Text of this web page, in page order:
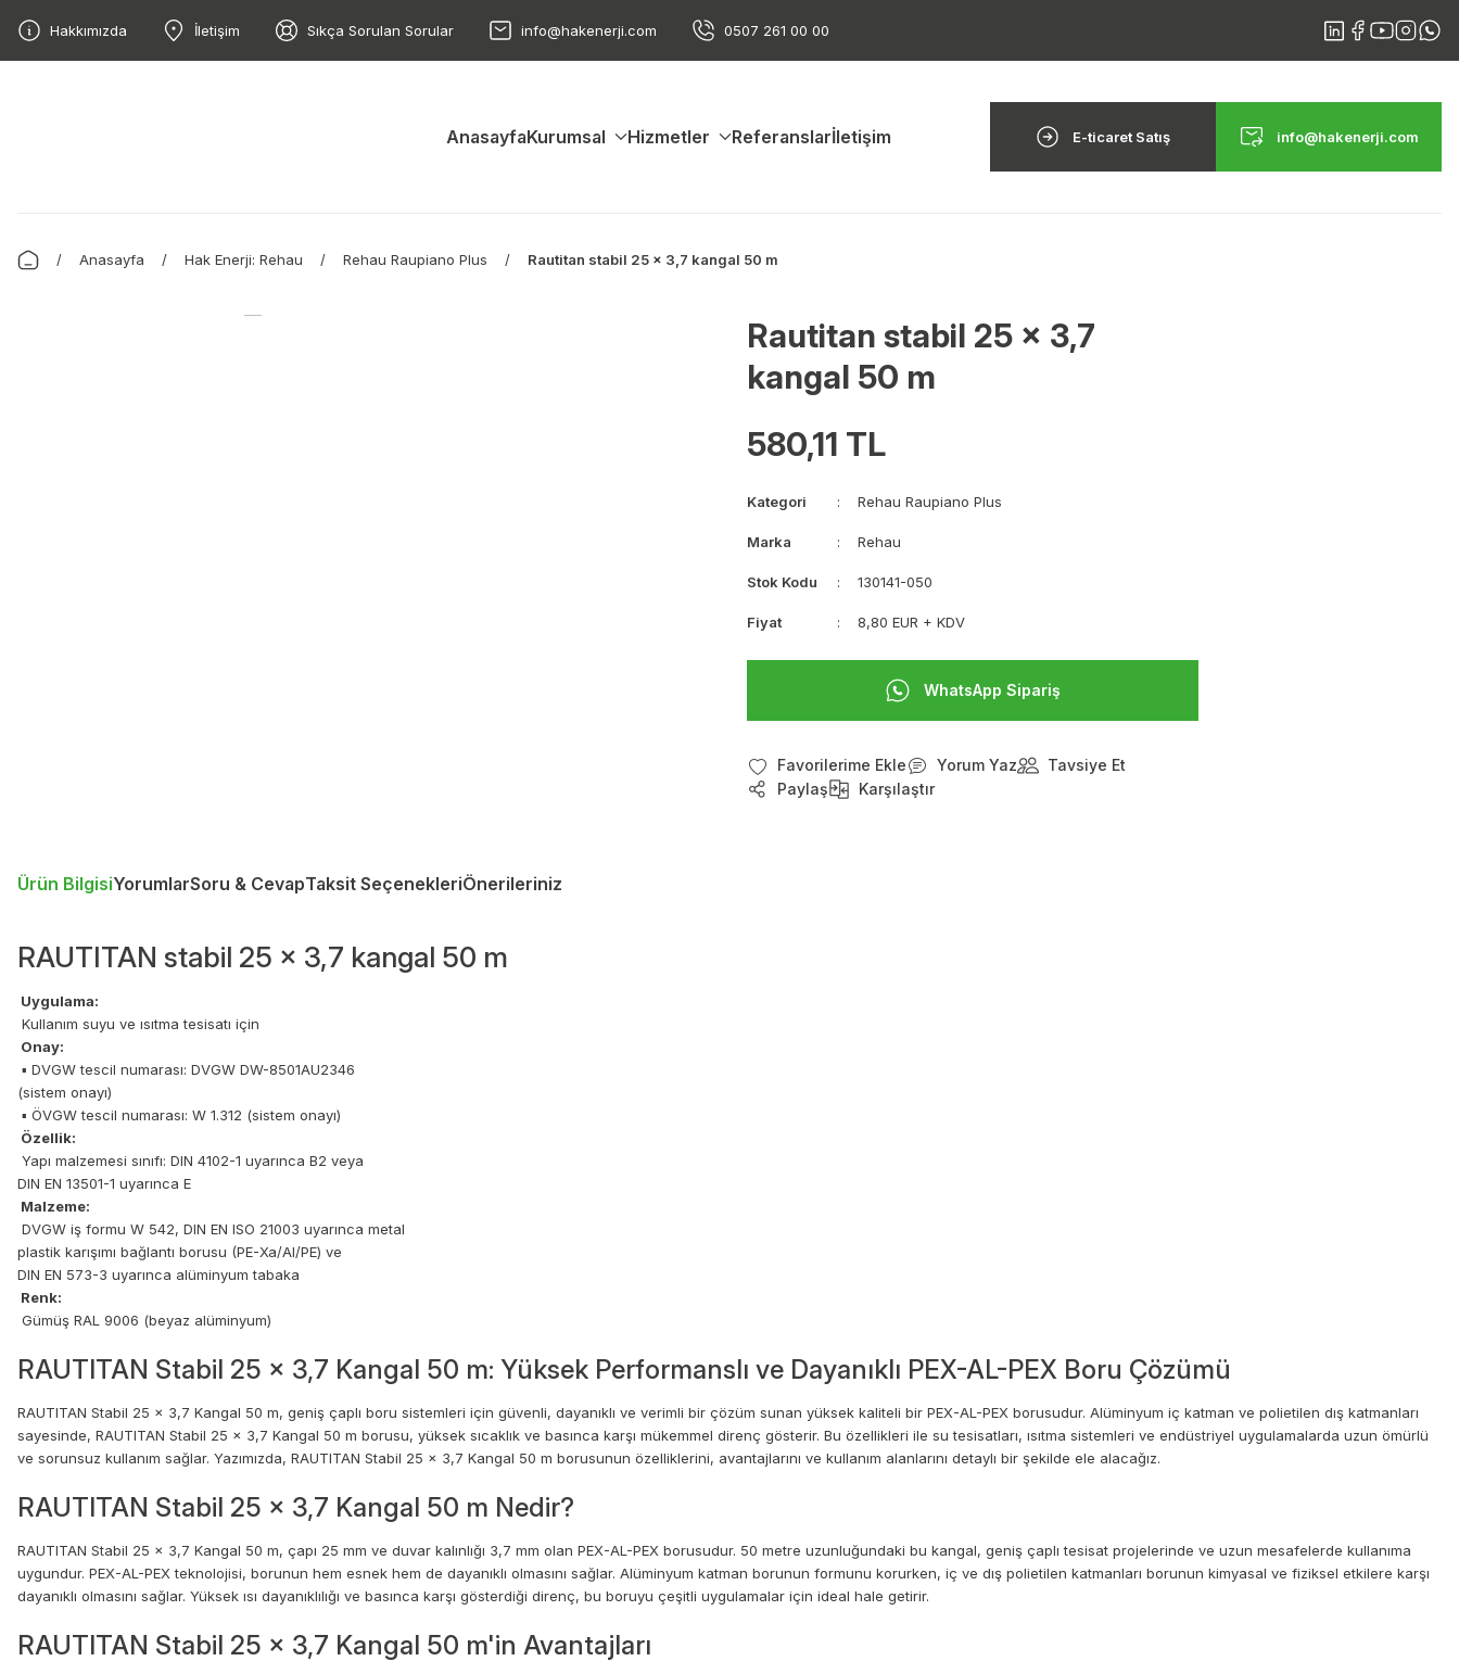
Hakkımızda İletişim Sıkça Sorulan Sorular info@hakenerji.com 0507 261 00 00
AnasayfaKurumsal Hizmetler Referanslarİletişim E-ticaret Satış info@hakenerji.com
Anasayfa Hak Enerji: Rehau Rehau Raupiano Plus Rautitan stabil 25 x 3,7 kangal 50 m
Rautitan stabil 25 x 3,7
kangal 50 m
580,11 TL
Kategori Rehau Raupiano Plus
Marka Rehau
Stok Kodu 130141-050
Fiyat 8,80 EUR + KDV
WhatsApp Sipariş
Yorum Yaz
Tavsiye Et
Paylaş
Karşılaştır
Ürün BilgisiYorumlarSoru & CevapTaksit SeçenekleriÖnerileriniz
RAUTITAN stabil 25 x 3,7 kangal 50 m
Uygulama:
Kullanım suyu ve ısıtma tesisatı için
Onay:
▪ DVGW tescil numarası: DVGW DW-8501AU2346
(sistem onayı)
▪ ÖVGW tescil numarası: W 1.312 (sistem onayı)
Özellik:
Yapı malzemesi sınıfı: DIN 4102-1 uyarınca B2 veya
DIN EN 13501-1 uyarınca E
Malzeme:
DVGW iş formu W 542, DIN EN ISO 21003 uyarınca metal
plastik karışımı bağlantı borusu (PE-Xa/AI/PE) ve
DIN EN 573-3 uyarınca alüminyum tabaka
Renk:
Gümüş RAL 9006 (beyaz alüminyum)
RAUTITAN Stabil 25 x 3,7 Kangal 50 m: Yüksek Performanslı ve Dayanıklı PEX-AL-PEX Boru Çözümü
RAUTITAN Stabil 25 x 3,7 Kangal 50 m, geniş çaplı boru sistemleri için güvenli, dayanıklı ve verimli bir çözüm sunan yüksek kaliteli bir PEX-AL-PEX borusudur. Alüminyum iç katman ve polietilen dış katmanları
sayesinde, RAUTITAN Stabil 25 x 3,7 Kangal 50 m borusu, yüksek sıcaklık ve basınca karşı mükemmel direnç gösterir. Bu özellikleri ile su tesisatları, ısıtma sistemleri ve endüstriyel uygulamalarda uzun ömürlü
ve sorunsuz kullanım sağlar. Yazımızda, RAUTITAN Stabil 25 x 3,7 Kangal 50 m borusunun özelliklerini, avantajlarını ve kullanım alanlarını detaylı bir şekilde ele alacağız.
RAUTITAN Stabil 25 x 3,7 Kangal 50 m Nedir?
RAUTITAN Stabil 25 x 3,7 Kangal 50 m, çapı 25 mm ve duvar kalınlığı 3,7 mm olan PEX-AL-PEX borusudur. 50 metre uzunluğundaki bu kangal, geniş çaplı tesisat projelerinde ve uzun mesafelerde kullanıma
uygundur. PEX-AL-PEX teknolojisi, borunun hem esnek hem de dayanıklı olmasını sağlar. Alüminyum katman borunun formunu korurken, iç ve dış polietilen katmanları borunun kimyasal ve fiziksel etkilere karşı
dayanıklı olmasını sağlar. Yüksek ısı dayanıklılığı ve basınca karşı gösterdiği direnç, bu boruyu çeşitli uygulamalar için ideal hale getirir.
RAUTITAN Stabil 25 x 3,7 Kangal 50 m'in Avantajları